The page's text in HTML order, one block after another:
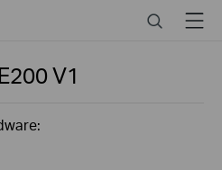
SearchMenu
V1